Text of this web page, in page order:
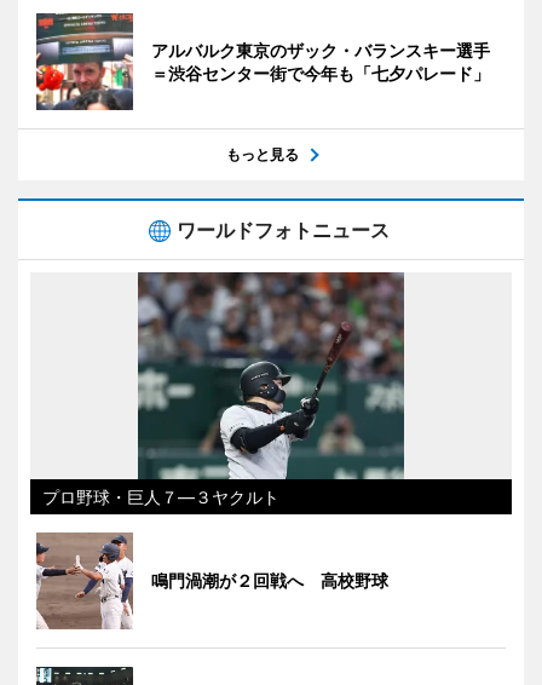
アルバルク東京のザック・バランスキー選手
＝渋谷センター街で今年も「七夕パレード」
もっと見る
ワールドフォトニュース
プロ野球・巨人７―３ヤクルト
鳴門渦潮が２回戦へ 高校野球